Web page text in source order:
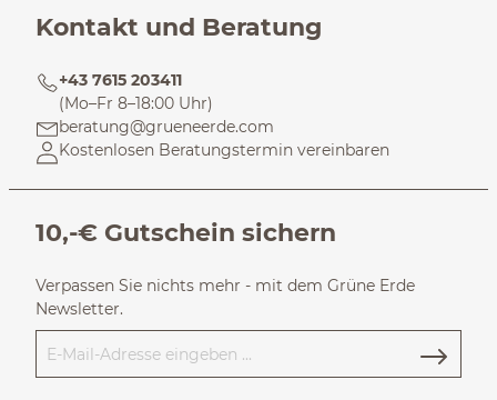
Kontakt und Beratung
+43 7615 203411
(Mo–Fr 8–18:00 Uhr)
beratung@grueneerde.com
Kostenlosen Beratungstermin vereinbaren
10,-€ Gutschein sichern
Verpassen Sie nichts mehr - mit dem Grüne Erde
Newsletter.